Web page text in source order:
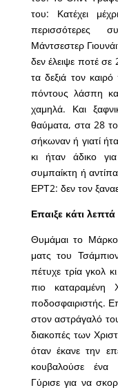
του: Κατέχει
περισσότερες
Μάντσεστερ
δεν έλειψε ποτέ
τα δεξιά τον
πόντους λάσπη
χαμηλά. Και
θαύματα, στα 28
σήκωναν ή γιατί
κι ήταν άδικο
συμπαίκτη ή
ΕΡΤ2: δεν τον
Επαιξε κάτι λεπτά
Θυμάμαι το
ματς του
πέτυχε τρία γκολ
πιο καταραμένη
ποδοσφαιριστής.
στον αστράγαλό
διακοπές των
όταν έκανε την
κουβαλούσε ένα
Γύρισε για να